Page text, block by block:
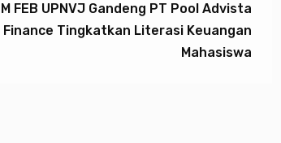
FEB UPNVJ Gandeng PT Pool Advista
Finance Tingkatkan Literasi Keuangan
Mahasiswa